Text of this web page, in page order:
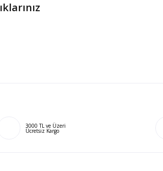
3000 TL ve Üzeri
Ücretsiz Kargo